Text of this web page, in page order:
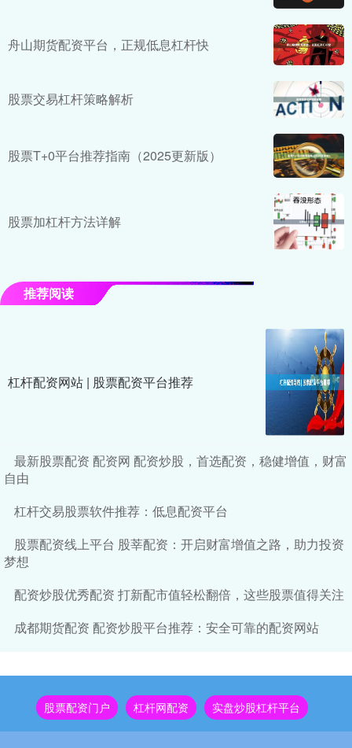
舟山期货配资平台，正规低息杠杆快
股票交易杠杆策略解析
股票T+0平台推荐指南（2025更新版）
股票加杠杆方法详解
推荐阅读
杠杆配资网站 | 股票配资平台推荐
最新股票配资 配资网 配资炒股，首选配资，稳健增值，财富
自由
杠杆交易股票软件推荐：低息配资平台
股票配资线上平台 股莘配资：开启财富增值之路，助力投资
梦想
配资炒股优秀配资 打新配市值轻松翻倍，这些股票值得关注
成都期货配资 配资炒股平台推荐：安全可靠的配资网站
股票配资门户 杠杆网配资 实盘炒股杠杆平台